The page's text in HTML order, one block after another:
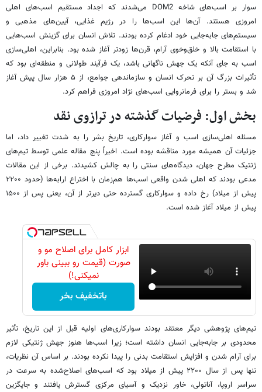
سوار بر اسب‌های شاخه DOM2 می‌شدند که اجداد مستقیم اسب‌های اهلی
امروزی هستند. آن‌ها این اسب‌ها را در رژیم غذایی، آیین‌های مذهبی و
سیستم‌های جابه‌جایی خود ادغام کرده بودند. تلاش انسان برای گزینش اسب‌هایی
با استقامت بالا و خلق‌وخوی آرام، قرن‌ها زودتر آغاز شده بود. بنابراین، اهلی‌سازی
اسب به جای آنکه یک جهش ناگهانی باشد، یک فرآیند طولانی و منطقه‌ای بود که
تأثیرات بزرگ آن بر تحرک انسان و سازماندهی جوامع، از ۵ هزار سال پیش آغاز
شد و بستر را برای فرمانروایی اسب‌های نژاد امروزی فراهم کرد.
بخش اول: فرضیات گذشته در ترازوی نقد
مسئله اهلی‌سازی اسب و آغاز سوارکاری، تاریخ بشر را به شدت تغییر داد، اما
جزئیات آن همیشه مورد مناقشه بوده است. اخیراً پنج مقاله علمی توسط تیم‌های
ژنتیک مطرح جهان، دیدگاه‌های سنتی را به چالش کشیدند. برخی از این مقالات
مدعی بودند که اهلی شدن واقعی اسب‌ها هم‌زمان با اختراع ارابه‌ها (حدود ۲۲۰۰
پیش از میلاد) رخ داده و سوارکاری گسترده حتی دیرتر از آن، یعنی پس از ۱۵۰۰
پیش از میلاد آغاز شده است.
ابزار کامل برای اصلاح مو و
صورت (قیمت رو ببینی باور
نمیکنی!)
باتخفیف بخر
تیم‌های پژوهشی دیگر معتقد بودند سوارکاری‌های اولیه قبل از این تاریخ، تأثیر
محدودی بر جابه‌جایی انسان داشته است؛ زیرا اسب‌ها هنوز جهش ژنتیکی لازم
برای آرام شدن و افزایش استقامت بدنی را پیدا نکرده بودند. بر اساس آن نظریات،
تنها پس از سال ۲۲۰۰ پیش از میلاد بود که اسب‌های اصلاح‌شده به سرعت در
سراسر اروپا، آناتولی، خاور نزدیک و آسیای مرکزی گسترش یافتند و جایگزین